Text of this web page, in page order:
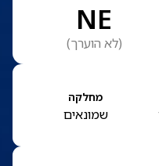
NE
(לא הוערך)
מחלקה
שמונאים